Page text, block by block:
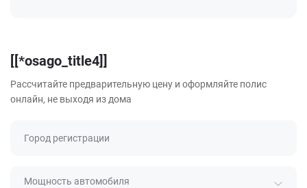
[[*osago_title4]]
Рассчитайте предварительную цену и оформляйте полис
онлайн, не выходя из дома
Город регистрации
Мощность автомобиля